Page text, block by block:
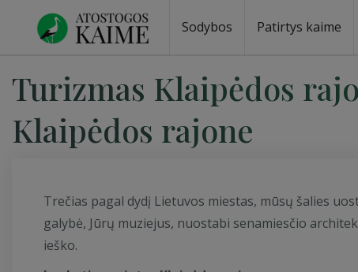
Sodybos Patirtys kaime
Turizmas Klaipėdos
Klaipėdos rajone
Trečias pagal dydį Lietuvos miestas, mūsų šalies
galybė, Jūrų muziejus, nuostabi senamiesčio
ieško.